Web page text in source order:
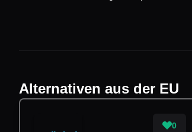
Alternativen aus der EU
0